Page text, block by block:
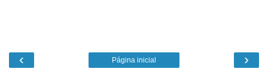
‹ ›
Página inicial